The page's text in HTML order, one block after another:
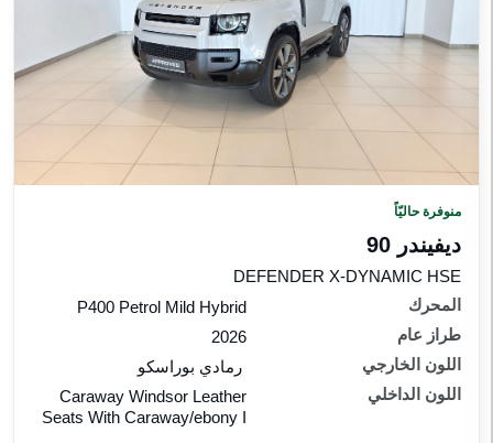
منوفرة حاليّاً
ديفيندر 90
DEFENDER X-DYNAMIC HSE
المحرك
P400 Petrol Mild Hybrid
طراز عام
2026
اللون الخارجي
رمادي بوراسكو
اللون الداخلي
Caraway Windsor Leather
Seats With Caraway/ebony I